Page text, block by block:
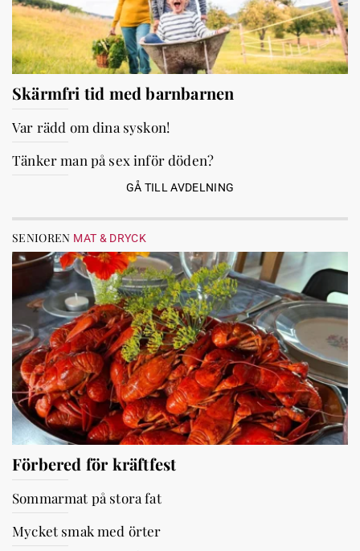
Skärmfri tid med barnbarnen
Var rädd om dina syskon!
Tänker man på sex inför döden?
GÅ TILL AVDELNING
SENIOREN MAT & DRYCK
Förbered för kräftfest
Sommarmat på stora fat
Mycket smak med örter